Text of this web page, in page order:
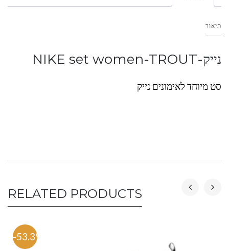
תיאור
נייק-NIKE set women-TROUT
סט מיוחד לאימונים נייק
RELATED PRODUCTS
-53.3%